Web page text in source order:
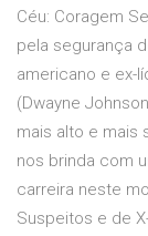
Céu: Coragem
pela segurança
americano e ex-
(Dwayne
mais alto e mais
nos brinda com
carreira neste
Suspeitos e de